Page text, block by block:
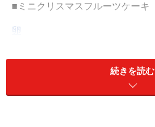
■ ミニクリスマスフルーツケーキ
卵
無塩バター
続きを読む